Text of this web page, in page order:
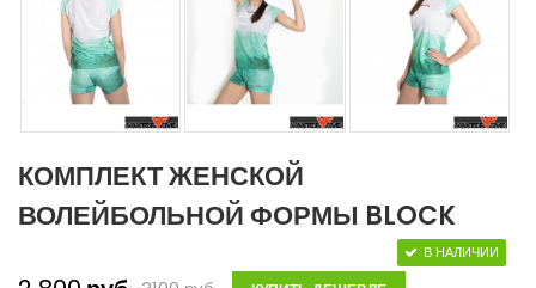
КОМПЛЕКТ ЖЕНСКОЙ
ВОЛЕЙБОЛЬНОЙ ФОРМЫ BLOCK
В НАЛИЧИИ